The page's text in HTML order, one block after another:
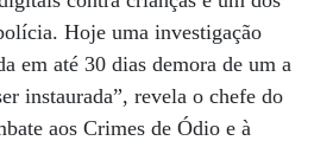
Hoje uma investigação
em até 30 dias demora de um a
instaurada”, revela o chefe do
aos Crimes de Ódio e à